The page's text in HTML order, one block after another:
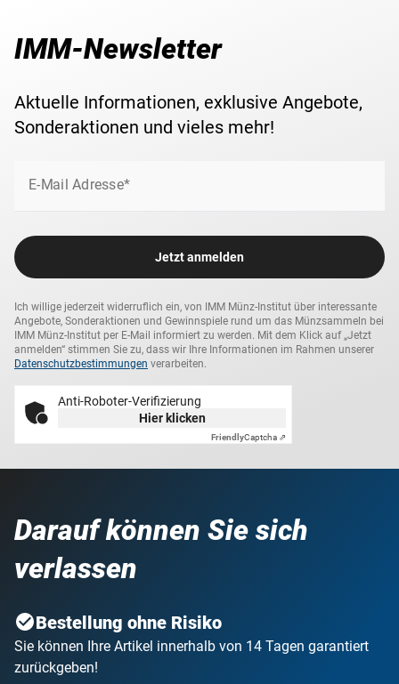
IMM-Newsletter
Aktuelle Informationen, exklusive Angebote,
Sonderaktionen und vieles mehr!
E-Mail Adresse*
Jetzt anmelden
Ich willige jederzeit widerruflich ein, von IMM Münz-Institut über interessante
Angebote, Sonderaktionen und Gewinnspiele rund um das Münzsammeln bei
IMM Münz-Institut per E-Mail informiert zu werden. Mit dem Klick auf „Jetzt
anmelden“ stimmen Sie zu, dass wir Ihre Informationen im Rahmen unserer
Datenschutzbestimmungen verarbeiten.
Anti-Roboter-Verifizierung
Hier klicken
FriendlyCaptcha ⇗
Darauf können Sie sich
verlassen
Bestellung ohne Risiko
Sie können Ihre Artikel innerhalb von 14 Tagen garantiert
zurückgeben!